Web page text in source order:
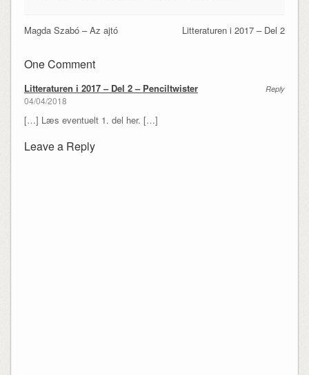
Litteraturen i 2017 – Del 2
Magda Szabó – Az ajtó
One Comment
Reply
Litteraturen i 2017 – Del 2 – Penciltwister
04/04/2018
[…] Læs eventuelt 1. del her. […]
Leave a Reply